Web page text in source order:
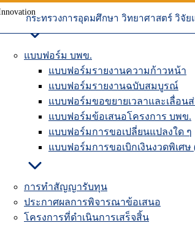
กระทรวงการอุดมศึกษา วิทยาศาสตร์ วิจัย
คู่มือรายงานความก้าวหน้าในระบ
แบบฟอร์ม บพข.
แบบฟอร์มรายงานความก้าวหน้า
แบบฟอร์มรายงานฉบับสมบูรณ์
แบบฟอร์มขอขยายเวลาและเลื่อน
แบบฟอร์มข้อเสนอโครงการ บพข.
แบบฟอร์มการขอเปลี่ยนแปลงใด ๆ
แบบฟอร์มการขอเบิกเงินงวดพิเศ
การทำสัญญารับทุน
ประกาศผลการพิจารณาข้อเสนอ
โครงการที่ดำเนินการเสร็จสิ้น